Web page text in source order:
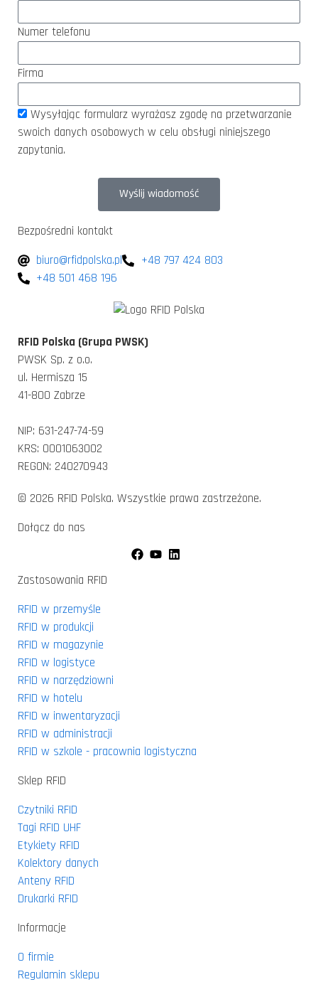
Numer telefonu
Firma
Wysyłając formularz wyrażasz zgodę na przetwarzanie
swoich danych osobowych w celu obsługi niniejszego
zapytania.
Wyślij wiadomość
Bezpośredni kontakt
biuro@rfidpolska.pl
+48 797 424 803
+48 501 468 196
RFID Polska (Grupa PWSK)
PWSK Sp. z o.o.
ul. Hermisza 15
41-800 Zabrze
NIP: 631-247-74-59
KRS: 0001063002
REGON: 240270943
© 2026 RFID Polska. Wszystkie prawa zastrzeżone.
Dołącz do nas
Zastosowania RFID
RFID w przemyśle
RFID w produkcji
RFID w magazynie
RFID w logistyce
RFID w narzędziowni
RFID w hotelu
RFID w inwentaryzacji
RFID w administracji
RFID w szkole - pracownia logistyczna
Sklep RFID
Czytniki RFID
Tagi RFID UHF
Etykiety RFID
Kolektory danych
Anteny RFID
Drukarki RFID
Informacje
O firmie
Regulamin sklepu